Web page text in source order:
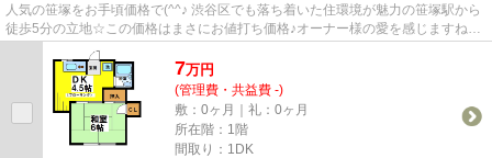
人気の笹塚をお手頃価格で(^^♪ 渋谷区でも落ち着いた住環境が魅力の笹塚駅から
徒歩5分の立地☆この価格はまさにお値打ち価格♪オーナー様の愛を感じますね
(´艸｀*)
7万円
(管理費・共益費 -)
敷：0ヶ月｜礼：0ヶ月
所在階：1階
間取り：1DK